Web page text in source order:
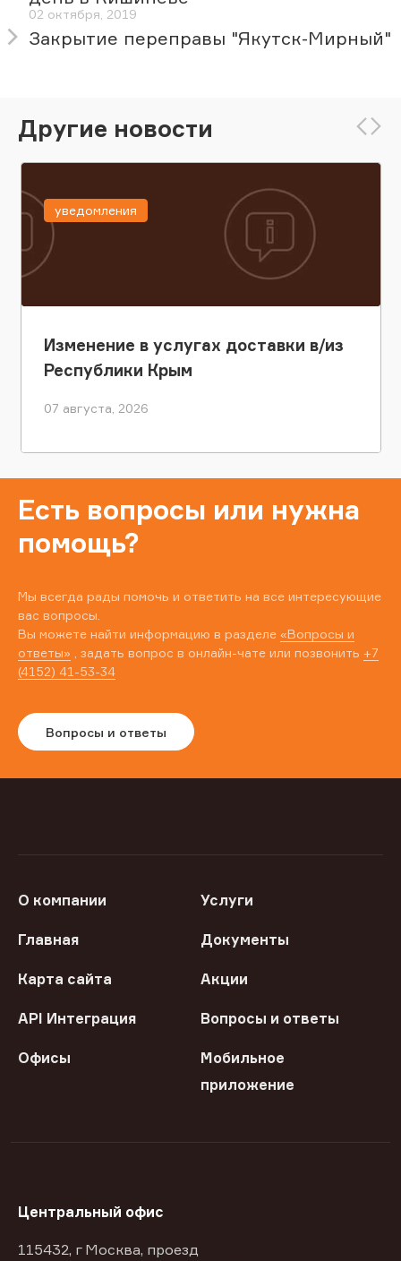
02 октября, 2019
Закрытие переправы "Якутск-Мирный"
Другие новости
Изменение в услугах доставки в/из
Республики Крым
07 августа, 2026
уведомления
Есть вопросы или нужна
помощь?
Мы всегда рады помочь и ответить на все интересующие
вас вопросы.
Вы можете найти информацию в разделе «Вопросы и
ответы» , задать вопрос в онлайн-чате или позвонить +7
(4152) 41-53-34
Вопросы и ответы
О компании Услуги
Главная Документы
Карта сайта Акции
API Интеграция Вопросы и ответы
Офисы
Мобильное
приложение
Центральный офис
115432, г Москва, проезд